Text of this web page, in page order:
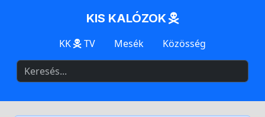
KIS KALÓZOK
KK TV Mesék Közösség